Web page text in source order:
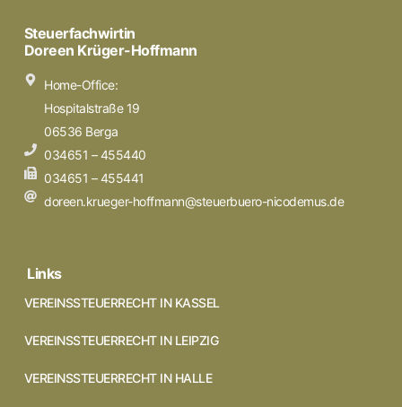
Steuerfachwirtin
Doreen Krüger-Hoffmann
Home-Office:
Hospitalstraße 19
06536 Berga
034651 – 455440
034651 – 455441
doreen.krueger-hoffmann@steuerbuero-nicodemus.de
Links
VEREINSSTEUERRECHT IN KASSEL
VEREINSSTEUERRECHT IN LEIPZIG
VEREINSSTEUERRECHT IN HALLE